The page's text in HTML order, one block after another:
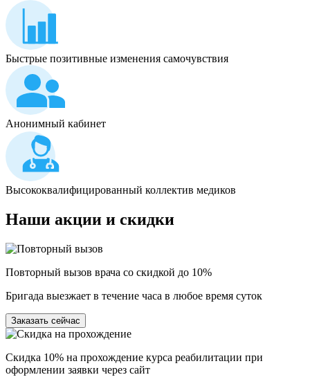
Быстрые позитивные изменения самочувствия
Анонимный кабинет
Высококвалифицированный коллектив медиков
Наши акции и скидки
Повторный вызов врача со скидкой до 10%
Бригада выезжает в течение часа в любое время суток
Заказать сейчас
Скидка 10% на прохождение курса реабилитации при
оформлении заявки через сайт